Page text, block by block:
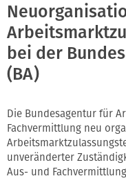
bei der
(BA)
Die Bundesagentur für
Fachvermittlung neu
unveränderter
Aus- und